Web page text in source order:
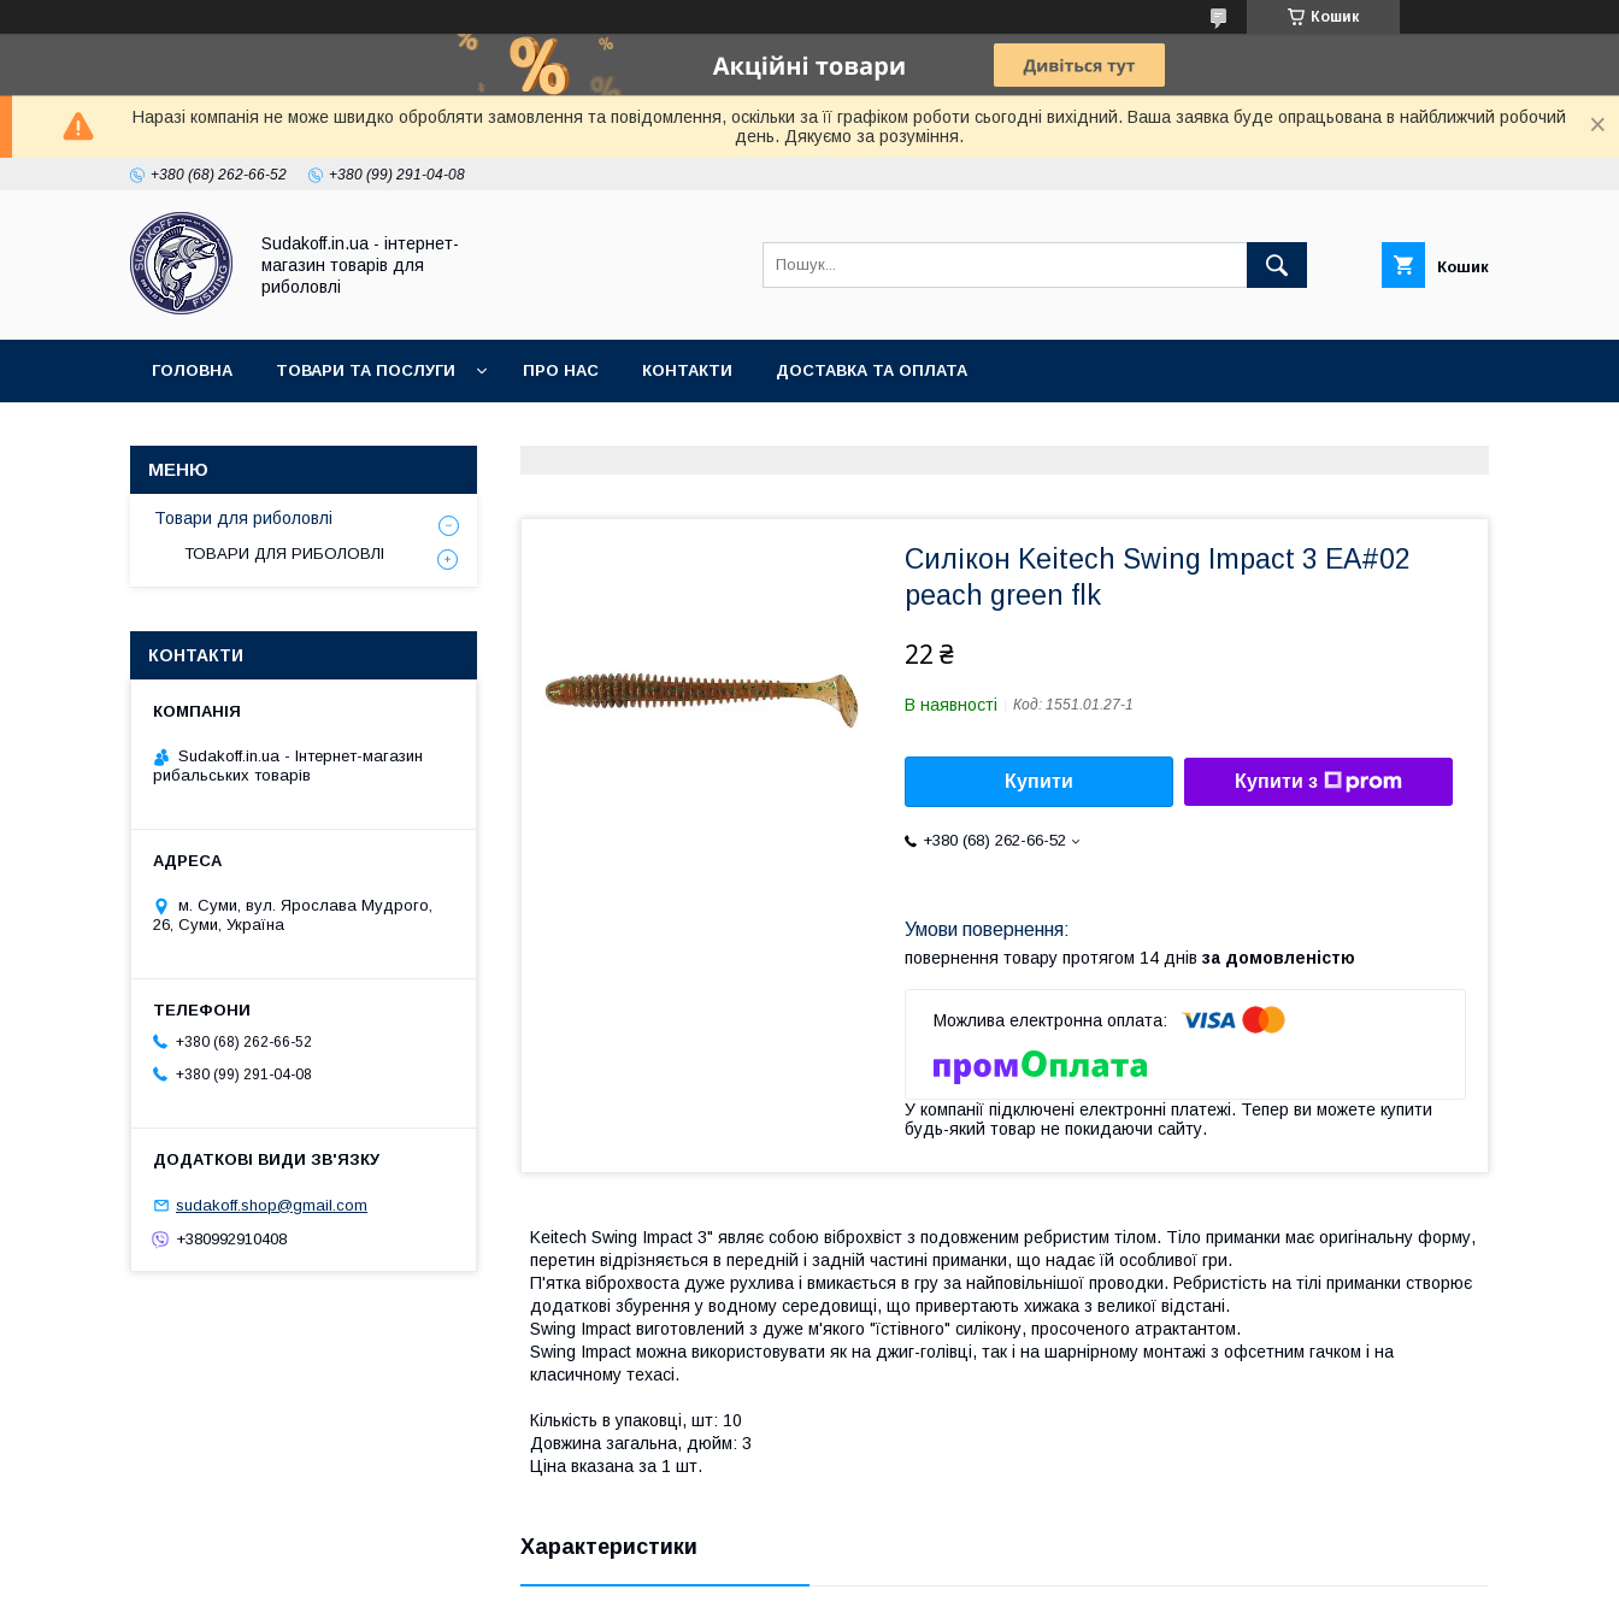
Кошик
Наразі компанія не може швидко обробляти замовлення та повідомлення, оскільки за її графіком роботи сьогодні вихідний. Ваша заявка буде опрацьована в найближчий робочий
день. Дякуємо за розуміння.
+380 (68) 262-66-52 +380 (99) 291-04-08
Sudakoff.in.ua - інтернет-
магазин товарів для
риболовлі
Кошик
ГОЛОВНА ТОВАРИ ТА ПОСЛУГИ ПРО НАС КОНТАКТИ ДОСТАВКА ТА ОПЛАТА
Силікон Keitech Swing Impact 3 EA#02
peach green flk
22 ₴
В наявності Код: 1551.01.27-1
Купити Купити з
+380 (68) 262-66-52
повернення товару протягом 14 днів за домовленістю
У компанії підключені електронні платежі. Тепер ви можете купити
будь-який товар не покидаючи сайту.
Keitech Swing Impact 3" являє собою віброхвіст з подовженим ребристим тілом. Тіло приманки має оригінальну форму,
перетин відрізняється в передній і задній частині приманки, що надає їй особливої гри.
П'ятка віброхвоста дуже рухлива і вмикається в гру за найповільнішої проводки. Ребристість на тілі приманки створює
додаткові збурення у водному середовищі, що привертають хижака з великої відстані.
Swing Impact виготовлений з дуже м'якого "їстівного" силікону, просоченого атрактантом.
Swing Impact можна використовувати як на джиг-голівці, так і на шарнірному монтажі з офсетним гачком і на
класичному техасі.
Кількість в упаковці, шт: 10
Довжина загальна, дюйм: 3
Ціна вказана за 1 шт.
Характеристики
Товари для риболовлі
ТОВАРИ ДЛЯ РИБОЛОВЛІ
КОНТАКТИ
Sudakoff.in.ua - Інтернет-магазин
рибальських товарів
м. Суми, вул. Ярослава Мудрого,
26, Суми, Україна
+380 (68) 262-66-52
+380 (99) 291-04-08
sudakoff.shop@gmail.com
+380992910408